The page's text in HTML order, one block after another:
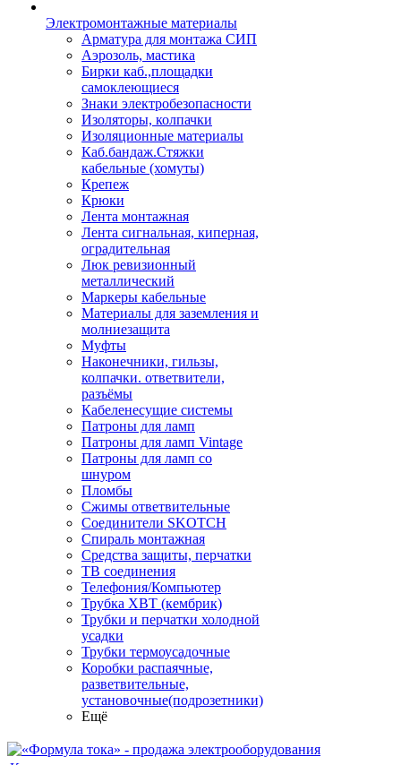
Электромонтажные материалы
Арматура для монтажа СИП
Аэрозоль, мастика
Бирки каб.,площадки
самоклеющиеся
Знаки электробезопасности
Изоляторы, колпачки
Изоляционные материалы
Каб.бандаж.Стяжки
кабельные (хомуты)
Крепеж
Крюки
Лента монтажная
Лента сигнальная, киперная,
оградительная
Люк ревизионный
металлический
Маркеры кабельные
Материалы для заземления и
молниезащита
Муфты
Наконечники, гильзы,
колпачки. ответвители,
разъёмы
Кабеленесущие системы
Патроны для ламп
Патроны для ламп Vintage
Патроны для ламп со
шнуром
Пломбы
Сжимы ответвительные
Соединители SKOTCH
Спираль монтажная
Средства защиты, перчатки
ТВ соединения
Телефония/Компьютер
Трубка ХВТ (кембрик)
Трубки и перчатки холодной
усадки
Трубки термоусадочные
Коробки распаячные,
разветвительные,
установочные(подрозетники)
Ещё